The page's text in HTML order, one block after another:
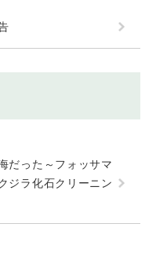
だった～フォッサマ
ジラ化石クリーニン